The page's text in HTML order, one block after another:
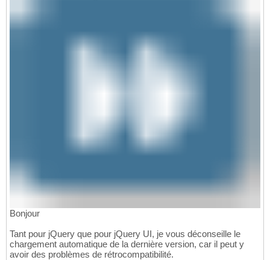
Bonjour
Tant pour jQuery que pour jQuery UI, je vous déconseille le
chargement automatique de la dernière version, car il peut y
avoir des problèmes de rétrocompatibilité.